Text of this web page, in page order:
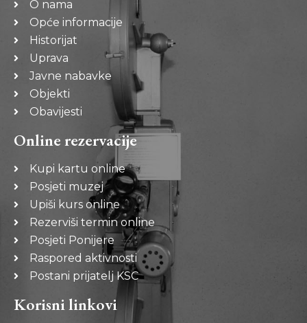
O nama
Opće informacije
Historijat
Uprava
Javne nabavke
Objekti
Obavijesti
Online rezervacije
Kupi kartu online
Posjeti muzej
Upiši kurs online
Rezerviši termin online
Posjeti Ponijere
Raspored aktivnosti
Postani prijatelj KSC
Korisni linkovi